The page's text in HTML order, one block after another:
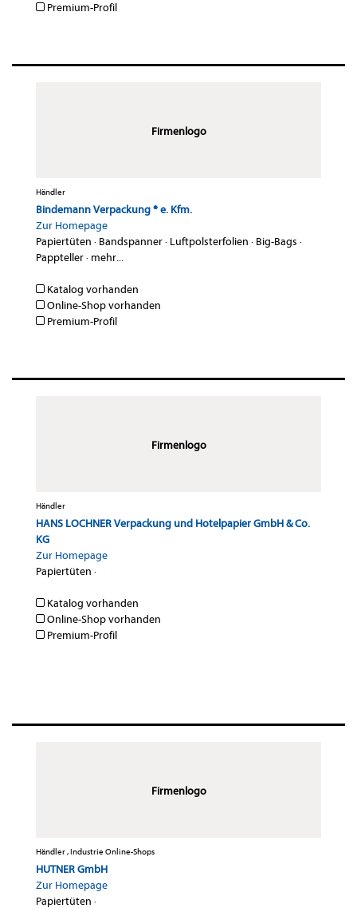
Premium-Profil
Firmenlogo
Händler
Bindemann Verpackung ® e. Kfm.
Zur Homepage
Papiertüten · Bandspanner· Luftpolsterfolien · Big-Bags ·
Pappteller· mehr...
Katalog vorhanden
Online-Shop vorhanden
Premium-Profil
Firmenlogo
Händler
HANS LOCHNER Verpackung und Hotelpapier GmbH & Co.
KG
Zur Homepage
Papiertüten ·
Katalog vorhanden
Online-Shop vorhanden
Premium-Profil
Firmenlogo
Händler , Industrie Online-Shops
HUTNER GmbH
Zur Homepage
Papiertüten ·